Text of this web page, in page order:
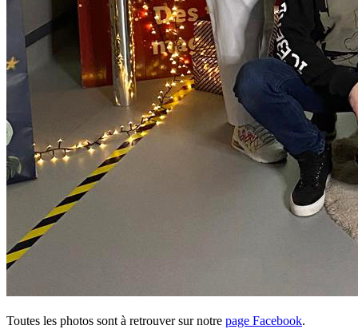
Toutes les photos sont à retrouver sur notre page Facebook.